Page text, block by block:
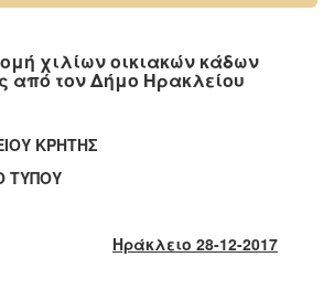
χιλίων οικιακών κάδων
από τον Δήμο Ηρακλείου
ΚΡΗΤΗΣ
Ηράκλειο 28-12-2017